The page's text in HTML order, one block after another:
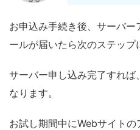
お申込み手続き後、サーバ
ールが届いたら次のステップ
サーバー申し込み完了すれば
なります。
お試し期間中にWebサイト